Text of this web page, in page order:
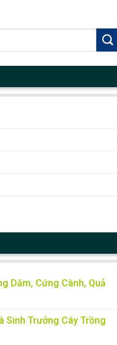
Dăm, Cứng Cành, Quả
Sinh Trưởng Cây Trồng